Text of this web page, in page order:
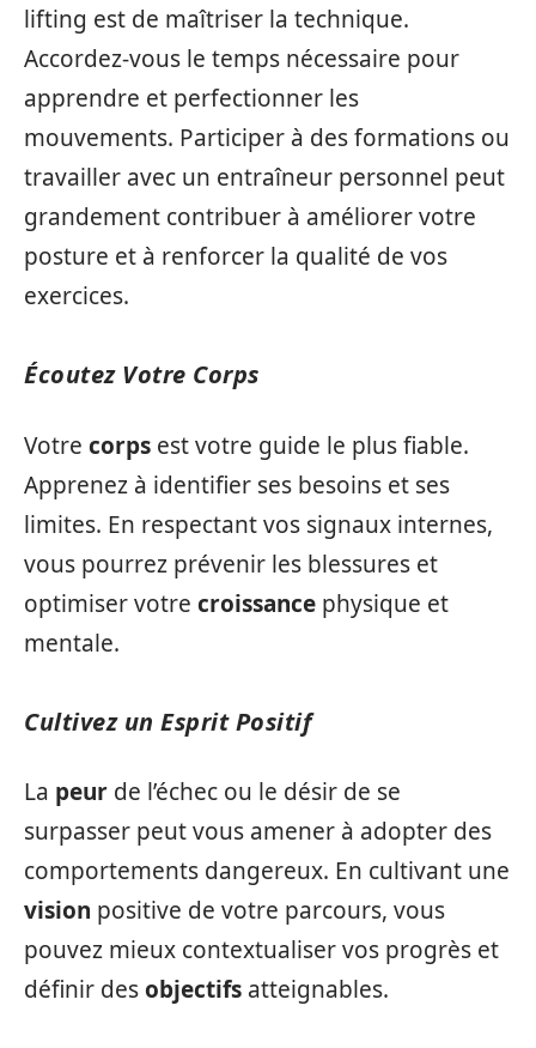
lifting est de maîtriser la technique.
Accordez-vous le temps nécessaire pour
apprendre et perfectionner les
mouvements. Participer à des formations ou
travailler avec un entraîneur personnel peut
grandement contribuer à améliorer votre
posture et à renforcer la qualité de vos
exercices.
Écoutez Votre Corps
Votre corps est votre guide le plus fiable.
Apprenez à identifier ses besoins et ses
limites. En respectant vos signaux internes,
vous pourrez prévenir les blessures et
optimiser votre croissance physique et
mentale.
Cultivez un Esprit Positif
La peur de l’échec ou le désir de se
surpasser peut vous amener à adopter des
comportements dangereux. En cultivant une
vision positive de votre parcours, vous
pouvez mieux contextualiser vos progrès et
définir desobjectifs atteignables.